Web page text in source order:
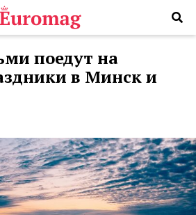
поедут на
в Минск и